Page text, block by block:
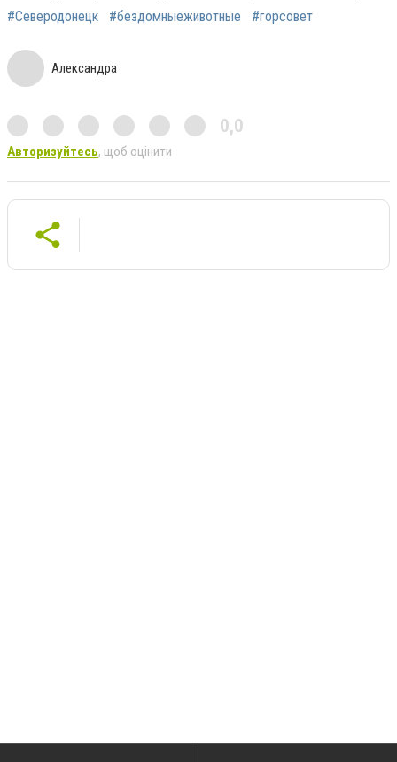
#Северодонецк
#бездомныеживотные #горсовет
Александра
0,0
Авторизуйтесь, щоб оцінити